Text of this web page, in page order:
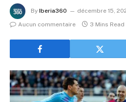
By Iberia360
décembre 15,
Aucun commentaire
3 Mins Read